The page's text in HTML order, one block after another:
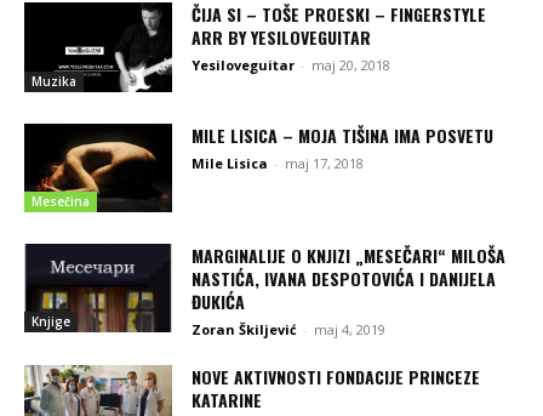
Muzika
ČIJA SI – TOŠE PROESKI – FINGERSTYLE
ARR BY YESILOVEGUITAR
Yesiloveguitar - maj 20, 2018
Mesečina
MILE LISICA – MOJA TIŠINA IMA POSVETU
Mile Lisica - maj 17, 2018
Knjige
MARGINALIJE O KNJIZI „MESEČARI“ MILOŠA
NASTIĆA, IVANA DESPOTOVIĆA I DANIJELA
ĐUKIĆA
Zoran Škiljević - maj 4, 2019
NOVE AKTIVNOSTI FONDACIJE PRINCEZE
KATARINE